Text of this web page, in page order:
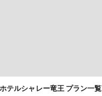
ホテルシャレー竜王 プラン一覧